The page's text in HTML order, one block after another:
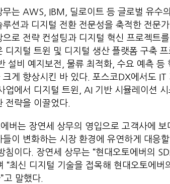
무는 AWS, IBM, 딜로이트 등 글로벌 유수
루션과 디지털 전환 전문성을 축적한 전문
으로 전략 컨설팅과 디지털 혁신 프로젝트
디지털 트윈 및 디지털 생산 플랫폼 구축
설비 예지보전, 물류 최적화, 수요 예측 등
크게 향상시킨 바 있다. 포스코DX에서도
업에서 디지털 트윈, AI 기반 시뮬레이션
전략을 이끌었다.
버는 장연세 상무의 영입으로 고객사에
들이 변화하는 시장 환경에 유연하게 대응
침이다. 장연세 상무는 “현대오토에버의
“최신 디지털 기술을 접목해 현대오토에
고 말했다.